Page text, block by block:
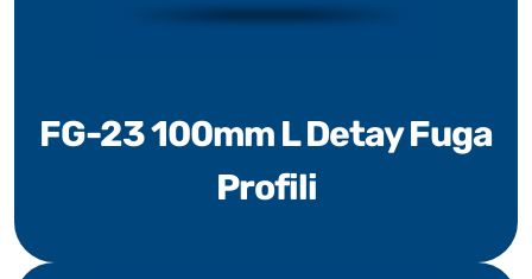
FG-23 100mm L Detay Fuga
Profili